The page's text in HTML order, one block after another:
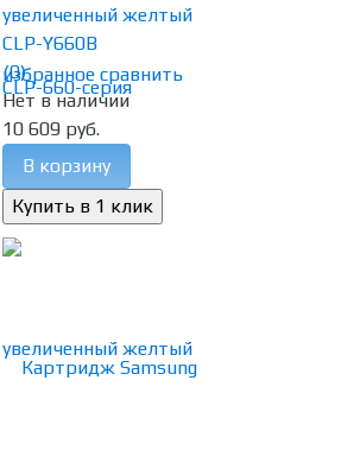
избранное сравнить
увеличенный желтый
CLP-Y660B
(0)
Нет в наличии
10 609 руб.
В корзину